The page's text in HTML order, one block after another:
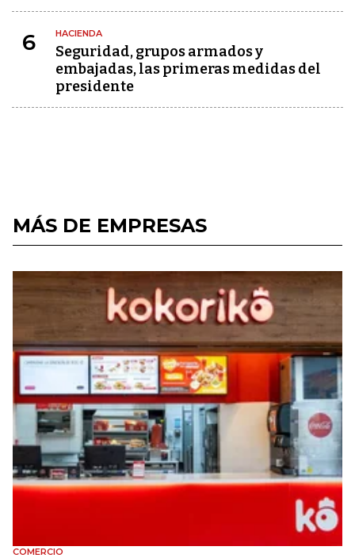
6 HACIENDA
Seguridad, grupos armados y
embajadas, las primeras medidas del
presidente
MÁS DE EMPRESAS
COMERCIO